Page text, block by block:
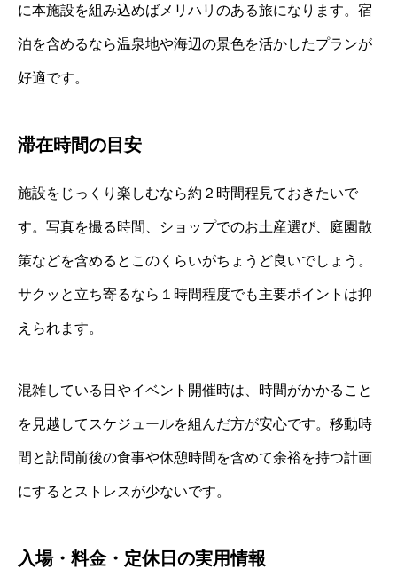
に本施設を組み込めばメリハリのある旅になります。宿
泊を含めるなら温泉地や海辺の景色を活かしたプランが
好適です。
滞在時間の目安
施設をじっくり楽しむなら約２時間程見ておきたいで
す。写真を撮る時間、ショップでのお土産選び、庭園散
策などを含めるとこのくらいがちょうど良いでしょう。
サクッと立ち寄るなら１時間程度でも主要ポイントは抑
えられます。
混雑している日やイベント開催時は、時間がかかること
を見越してスケジュールを組んだ方が安心です。移動時
間と訪問前後の食事や休憩時間を含めて余裕を持つ計画
にするとストレスが少ないです。
入場・料金・定休日の実用情報